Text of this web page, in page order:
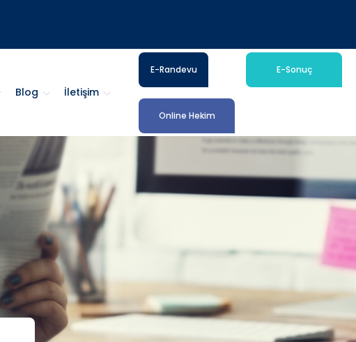
Blog İletişim
E-Randevu E-Sonuç
Online Hekim